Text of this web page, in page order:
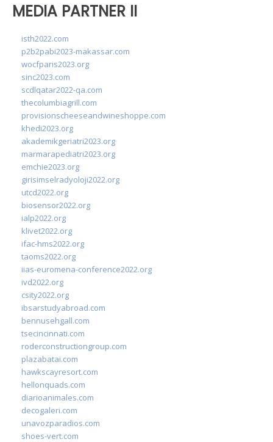
MEDIA PARTNER II
isth2022.com
p2b2pabi2023-makassar.com
wocfparis2023.org
sinc2023.com
scdlqatar2022-qa.com
thecolumbiagrill.com
provisionscheeseandwineshoppe.com
khedi2023.org
akademikgeriatri2023.org
marmarapediatri2023.org
emchie2023.org
girisimselradyoloji2022.org
utcd2022.org
biosensor2022.org
ialp2022.org
klivet2022.org
ifac-hms2022.org
taoms2022.org
iias-euromena-conference2022.org
ivd2022.org
csity2022.org
ibsarstudyabroad.com
bennusehgall.com
tsecincinnati.com
roderconstructiongroup.com
plazabatai.com
hawkscayresort.com
hellonquads.com
diarioanimales.com
decogaleri.com
unavozparadios.com
shoes-vert.com